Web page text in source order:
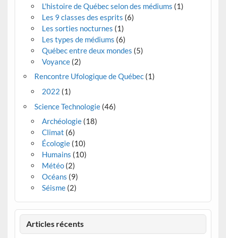
L'histoire de Québec selon des médiums (1)
Les 9 classes des esprits (6)
Les sorties nocturnes (1)
Les types de médiums (6)
Québec entre deux mondes (5)
Voyance(2)
Rencontre Ufologique de Québec(1)
2022 (1)
Science Technologie(46)
Archéologie(18)
Climat (6)
Écologie(10)
Humains (10)
Météo(2)
Océans (9)
Séisme(2)
Articles récents